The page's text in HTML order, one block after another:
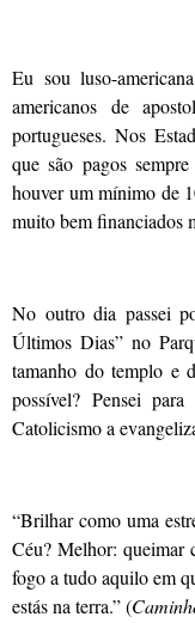
Eu sou luso-
americanos de
portugueses. Nos
que são pagos
houver um mínimo de
muito bem financiados
No outro dia passei
Últimos Dias” no
tamanho do templo e
possível? Pensei
Catolicismo a
“Brilhar como uma
Céu? Melhor: queimar
fogo a tudo aquilo em
estás na terra.” (